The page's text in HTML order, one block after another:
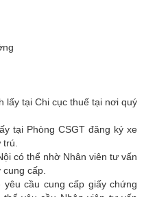
lấy tại Chi cục thuế tại nơi quý
tại Phòng CSGT đăng ký xe
có thể nhờ Nhân viên tư vấn
cấp.
cầu cung cấp giấy chứng